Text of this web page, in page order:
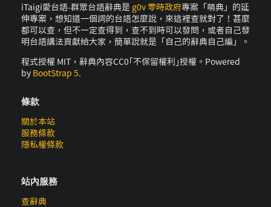
iTaigi愛台語-群眾台語辭典是 g0v 零時政府專案「萌典」的延
伸專案，想知道一個詞的台語怎麼說，來這裡查就對了！甚麼
都可以查，但不一定查得到，查不到時可以發問，或者自己發
明台語講法貢獻給大家，簡單說就是「自己的辭典自己編」。
程式授權 MIT，辭典內容CC0｢不保留權利｣授權。Powered
by BootStrap 5.
條款
關於本站
服務條款
隱私權條款
站內服務
查辭典